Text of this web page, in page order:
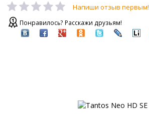
Напиши отзыв первым!
Понравилось? Расскажи друзьям!